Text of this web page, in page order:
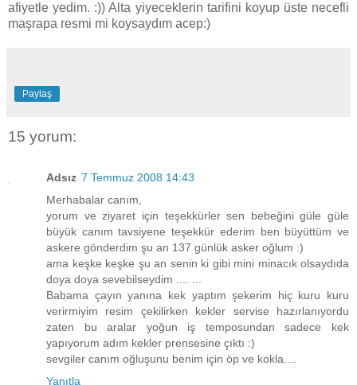
afiyetle yedim. :)) Alta yiyeceklerin tarifini koyup üste necefli
maşrapa resmi mi koysaydım acep:)
Paylaş
15 yorum:
Adsız 7 Temmuz 2008 14:43
Merhabalar canım,
yorum ve ziyaret için teşekkürler sen bebeğini güle güle
büyük canım tavsiyene teşekkür ederim ben büyüttüm ve
askere gönderdim şu an 137 günlük asker oğlum :)
ama keşke keşke şu an senin ki gibi mini minacık olsaydıda
doya doya sevebilseydim .... ...
Babama çayın yanına kek yaptım şekerim hiç kuru kuru
verirmiyim resim çekilirken kekler servise hazırlanıyordu
zaten bu aralar yoğun iş temposundan sadece kek
yapıyorum adım kekler prensesine çıktı :)
sevgiler canım oğluşunu benim için öp ve kokla....
Yanıtla